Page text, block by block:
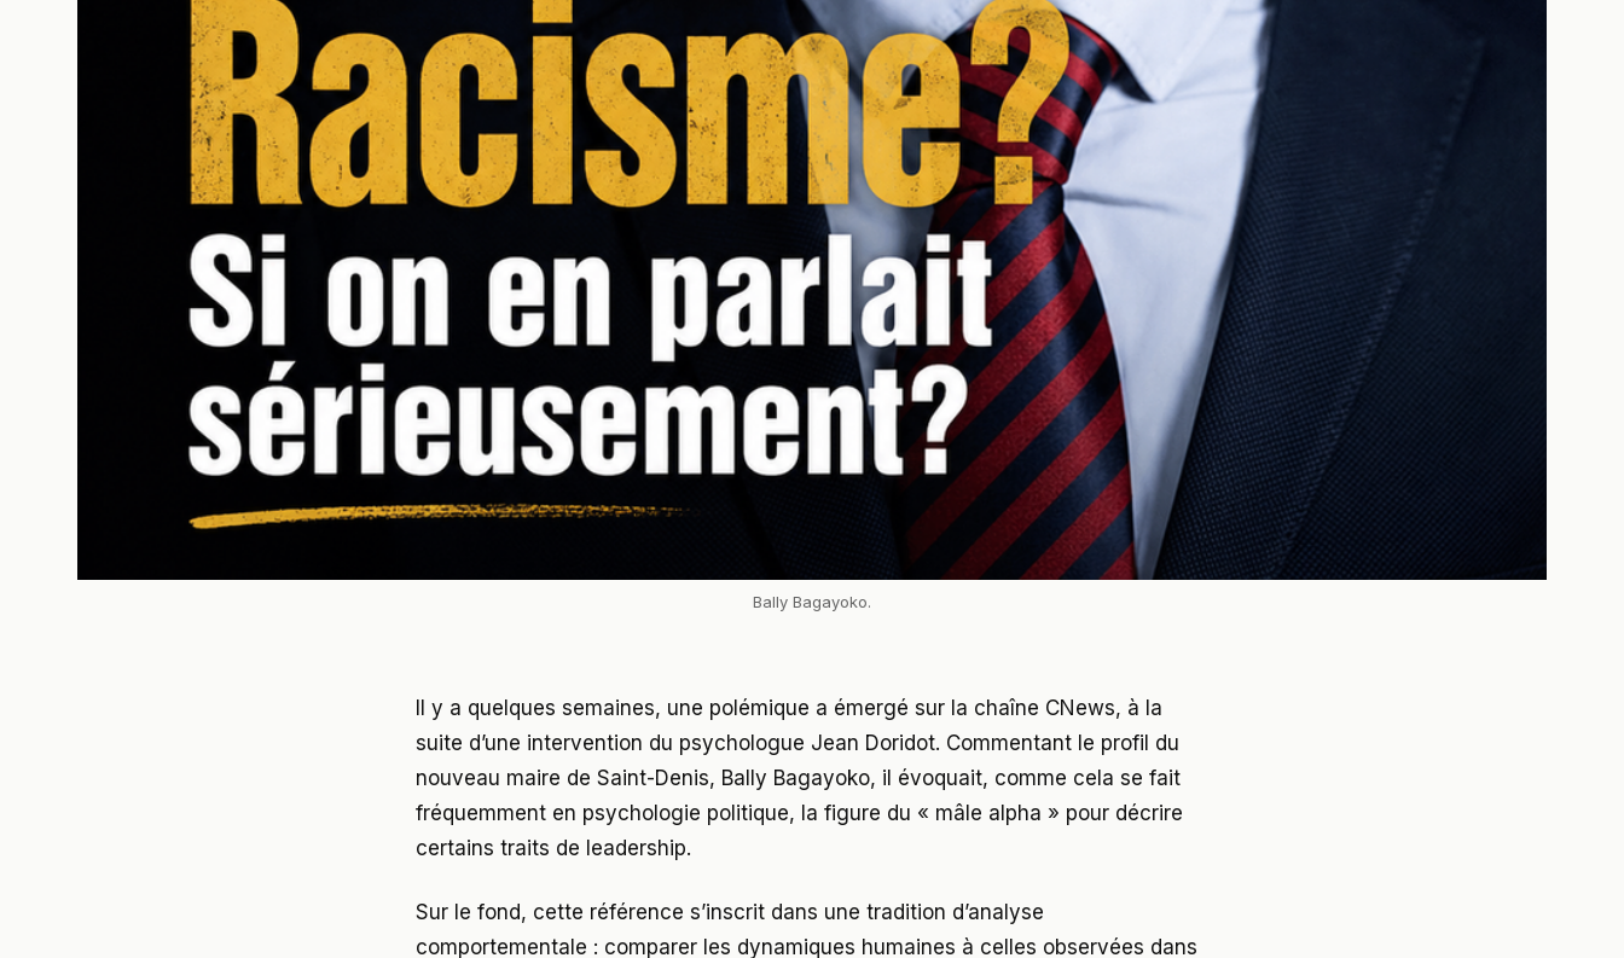
Bally Bagayoko.
Il y a quelques semaines, une polémique a émergé sur la chaîne CNews, à la
suite d’une intervention du psychologue Jean Doridot. Commentant le profil du
nouveau maire de Saint-Denis, Bally Bagayoko, il évoquait, comme cela se fait
fréquemment en psychologie politique, la figure du « mâle alpha » pour décrire
certains traits de leadership.
Sur le fond, cette référence s’inscrit dans une tradition d’analyse
comportementale : comparer les dynamiques humaines à celles observées dans